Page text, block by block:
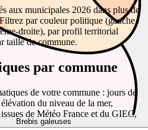
Brebis galeuses
aux municipales 2026 dans plus de
par couleur politique (gauche,
droite), par profil territorial
taille de commune.
par commune
de votre commune : jours de
du niveau de la mer,
de Météo France et du GIEC,